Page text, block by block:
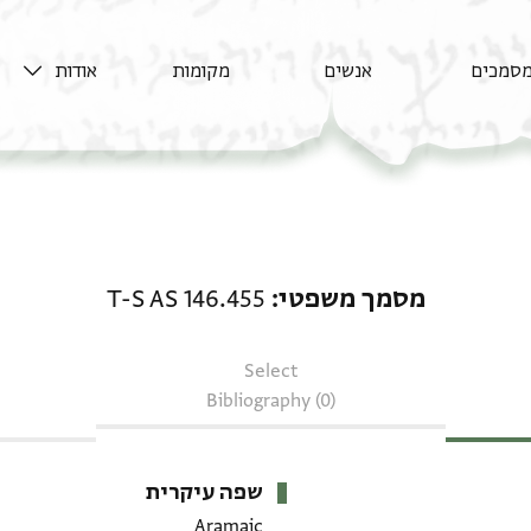
מסמכים אנשים מקומות אודות
מסמך משפטי T-S AS 146.455
Select
Bibliography (0)
שפה עיקרית